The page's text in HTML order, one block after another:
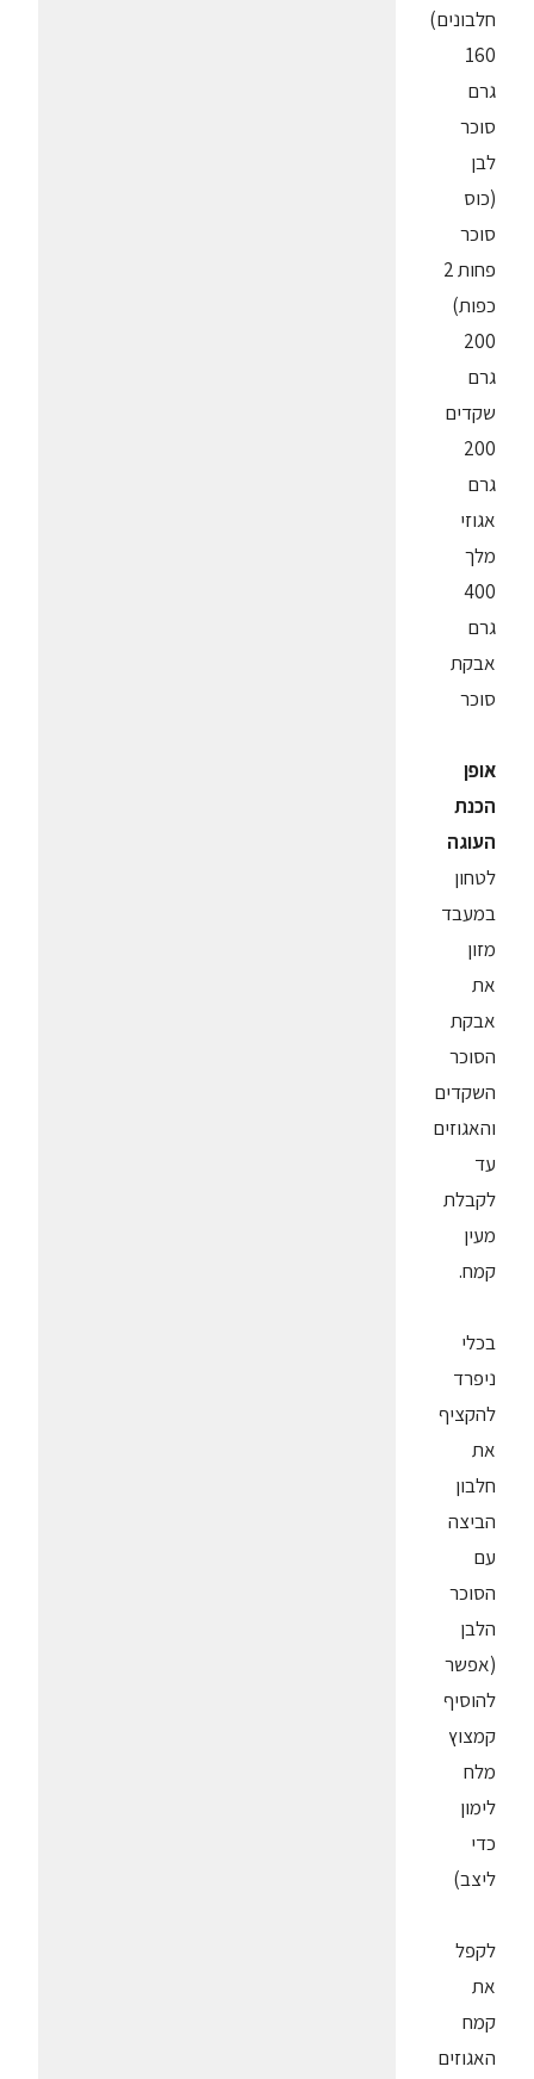
חלבונים)
160
גרם
סוכר
לבן
(כוס
סוכר
פחות 2
כפות)
200
גרם
שקדים
200
גרם
אגוזי
מלך
400
גרם
אבקת
סוכר
אופן
הכנת
העוגה
לטחון
במעבד
מזון
את
אבקת
הסוכר
השקדים
והאגוזים
עד
לקבלת
מעין
קמח.
בכלי
ניפרד
להקציף
את
חלבון
הביצה
עם
הסוכר
הלבן
(אפשר
להוסיף
קמצוץ
מלח
לימון
כדי
ליצב)
לקפל
את
קמח
האגוזים